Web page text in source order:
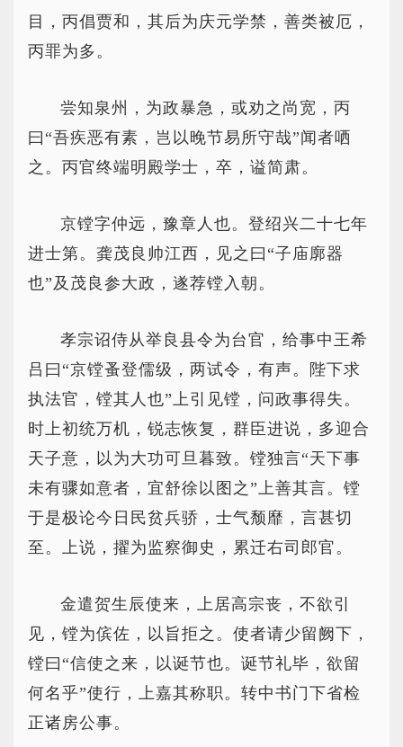
目，丙倡贾和，其后为庆元学禁，善类被厄，
丙罪为多。
尝知泉州，为政暴急，或劝之尚宽，丙
曰“吾疾恶有素，岂以晚节易所守哉”闻者哂
之。丙官终端明殿学士，卒，谥简肃。
京镗字仲远，豫章人也。登绍兴二十七年
进士第。龚茂良帅江西，见之曰“子庙廓器
也”及茂良参大政，遂荐镗入朝。
孝宗诏侍从举良县令为台官，给事中王希
吕曰“京镗蚤登儒级，两试令，有声。陛下求
执法官，镗其人也”上引见镗，问政事得失。
时上初统万机，锐志恢复，群臣进说，多迎合
天子意，以为大功可旦暮致。镗独言“天下事
未有骤如意者，宜舒徐以图之”上善其言。镗
于是极论今日民贫兵骄，士气颓靡，言甚切
至。上说，擢为监察御史，累迁右司郎官。
金遣贺生辰使来，上居高宗丧，不欲引
见，镗为傧佐，以旨拒之。使者请少留阙下，
镗曰“信使之来，以诞节也。诞节礼毕，欲留
何名乎”使行，上嘉其称职。转中书门下省检
正诸房公事。